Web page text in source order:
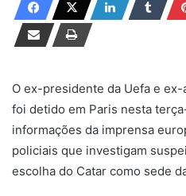
n
a
i
O ex-presidente da Uefa e
foi detido em Paris nesta
informações da imprensa
policiais que investigam
escolha do Catar como sede